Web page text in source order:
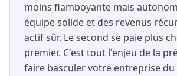
moins flamboyante mais
équipe solide et des revenus
actif sûr. Le second se paie plus
premier. C'est tout l'enjeu de la
faire basculer votre entreprise